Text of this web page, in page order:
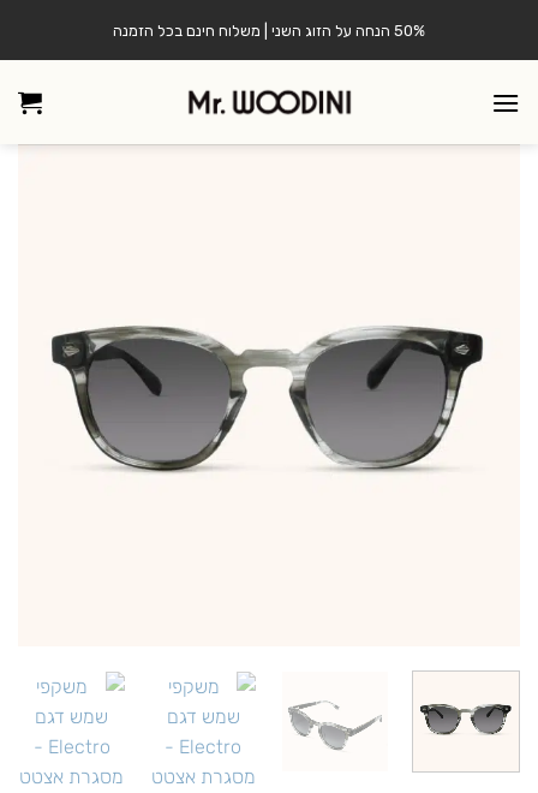
50% הנחה על הזוג השני | משלוח חינם בכל הזמנה